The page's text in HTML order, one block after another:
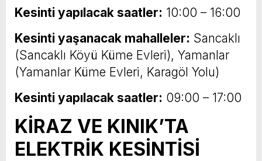
Kesinti yapılacak saatler: 10:00 – 16:00
Kesinti yaşanacak mahalleler: Sancaklı
(Sancaklı Köyü Küme Evleri), Yamanlar
(Yamanlar Küme Evleri, Karagöl Yolu)
Kesinti yapılacak saatler: 09:00 – 17:00
KİRAZ VE KINIK’TA
ELEKTRİK KESİNTİSİ